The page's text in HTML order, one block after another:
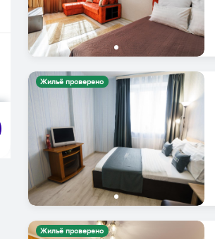
Жильё проверено
Жильё проверено